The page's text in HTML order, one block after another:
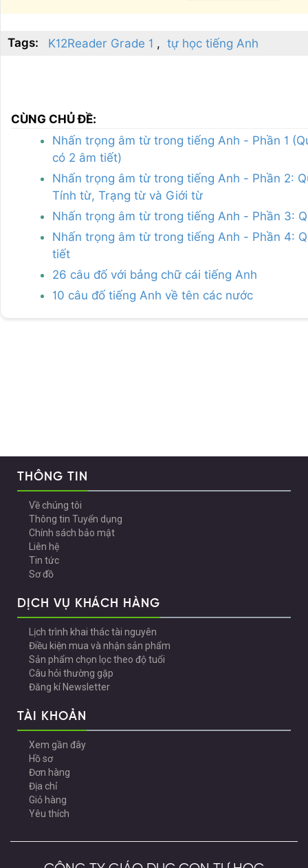
Tags: K12Reader Grade 1 tự học tiếng Anh
CÙNG CHỦ ĐỀ:
Nhấn trọng âm từ trong tiếng Anh - Phần 1
có 2 âm tiết)
Nhấn trọng âm từ trong tiếng Anh - Phần 2:
Tính từ, Trạng từ và Giới từ
Nhấn trọng âm từ trong tiếng Anh - Phần 3:
Nhấn trọng âm từ trong tiếng Anh - Phần 4:
tiết
26 câu đố với bảng chữ cái tiếng Anh
10 câu đố tiếng Anh về tên các nước
THÔNG TIN
Về chúng tôi
Thông tin Tuyển dụng
Chính sách bảo mật
Liên hệ
Tin tức
Sơ đồ
DỊCH VỤ KHÁCH HÀNG
Lịch trình khai thác tài nguyên
Điều kiện mua và nhận sản phẩm
Sản phẩm chọn lọc theo độ tuổi
Câu hỏi thường gặp
Đăng kí Newsletter
TÀI KHOẢN
Xem gần đây
Hồ sơ
Đơn hàng
Địa chỉ
Giỏ hàng
Yêu thích